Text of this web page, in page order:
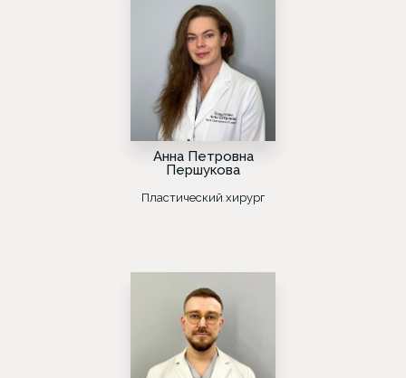
Анна Петровна
Першукова
Пластический хирург